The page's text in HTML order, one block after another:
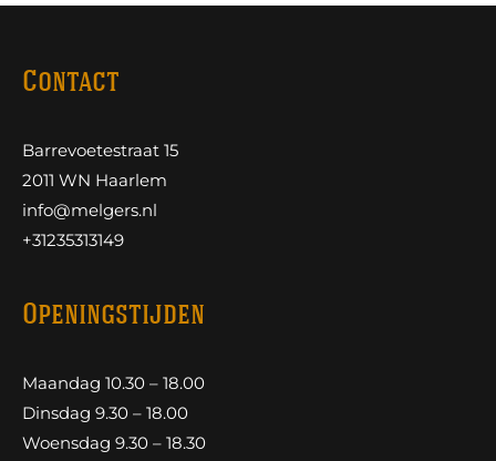
Contact
Barrevoetestraat 15
2011 WN Haarlem
info@melgers.nl
+31235313149
Openingstijden
Maandag 10.30 – 18.00
Dinsdag 9.30 – 18.00
Woensdag 9.30 – 18.30